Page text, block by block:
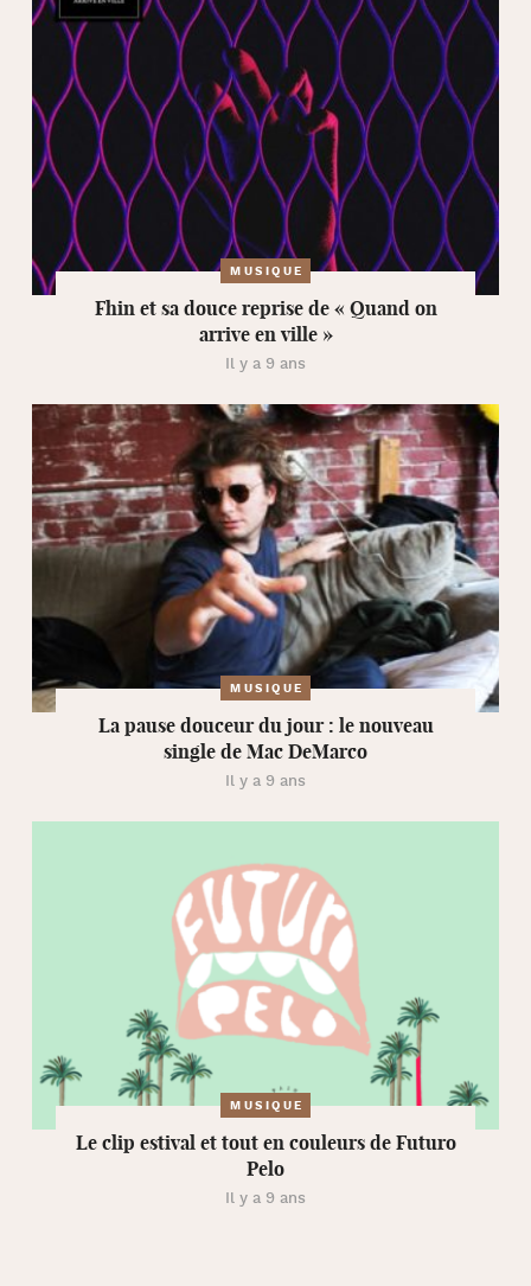
MUSIQUE
Fhin et sa douce reprise de « Quand on
arrive en ville »
Il y a 9 ans
MUSIQUE
La pause douceur du jour : le nouveau
single de Mac DeMarco
Il y a 9 ans
MUSIQUE
Le clip estival et tout en couleurs de Futuro
Pelo
Il y a 9 ans